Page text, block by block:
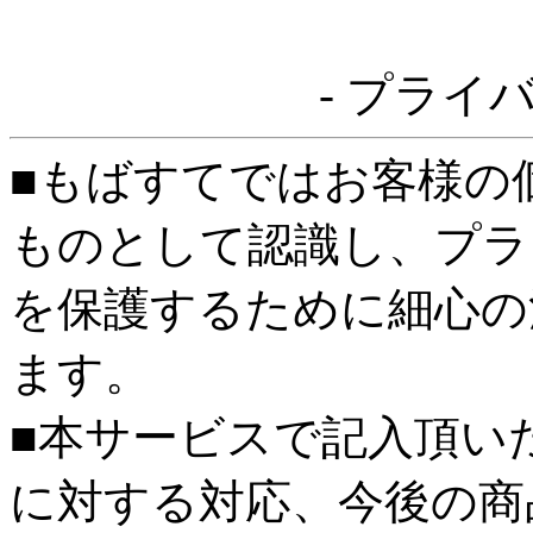
- プライ
■もばすてではお客様の
ものとして認識し、プ
を保護するために細心
ます。
■本サービスで記入頂い
に対する対応、今後の